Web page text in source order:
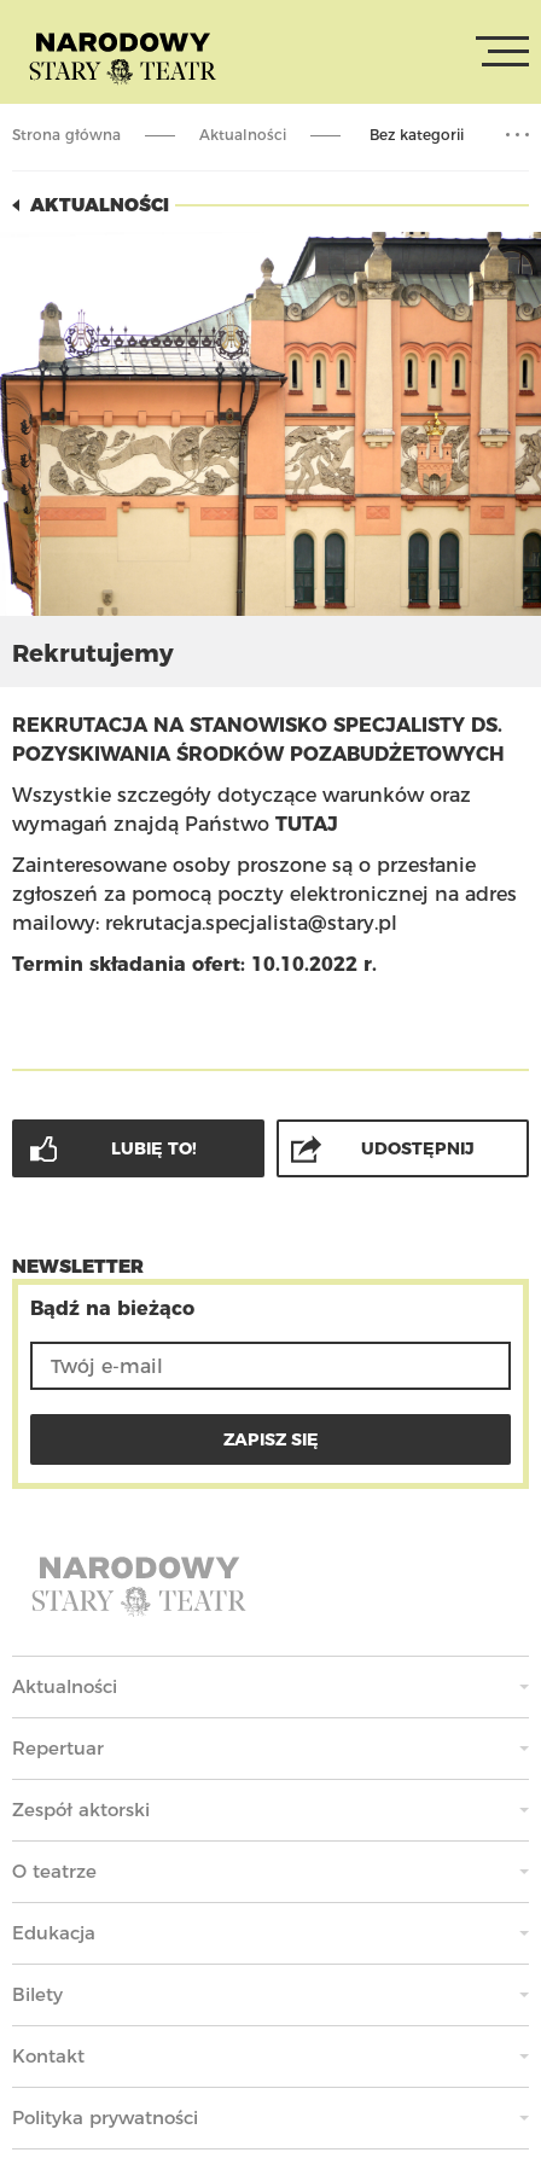
Strona główna Bez kategorii
Aktualności
AKTUALNOŚCI
Rekrutujemy
REKRUTACJA NA STANOWISKO SPECJALISTY DS.
POZYSKIWANIA ŚRODKÓW POZABUDŻETOWYCH
Wszystkie szczegóły dotyczące warunków oraz
wymagań znajdą Państwo TUTAJ
Zainteresowane osoby proszone są o przesłanie
zgłoszeń za pomocą poczty elektronicznej na adres
mailowy: rekrutacja.specjalista@stary.pl
Termin składania ofert: 10.10.2022 r.
LUBIĘ TO! UDOSTĘPNIJ
NEWSLETTER
Bądź na bieżąco
Aktualności
Repertuar
Zespół aktorski
O teatrze
Edukacja
Bilety
Kontakt
Polityka prywatności